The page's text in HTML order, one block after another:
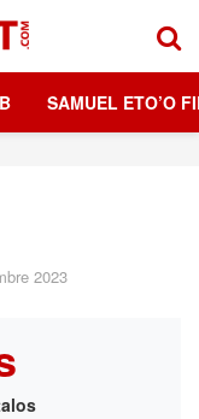
SAMUEL ETO’O
2023